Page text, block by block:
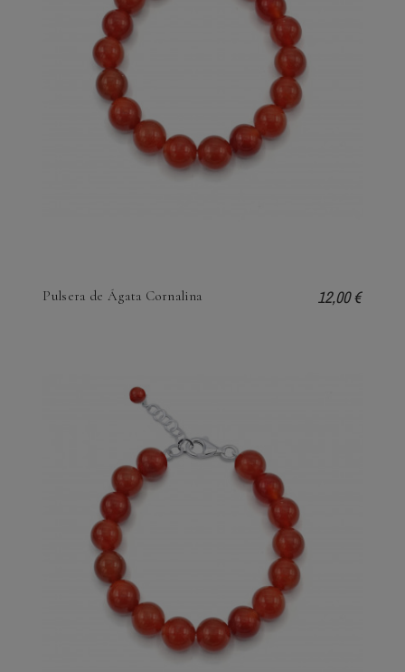
Pulsera de Ágata Cornalina 12,00 €